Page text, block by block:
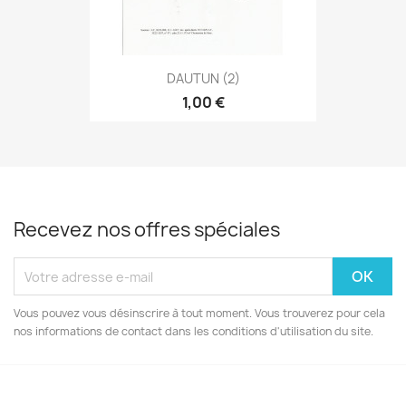
DAUTUN (2)
1,00 €
Recevez nos offres spéciales
Vous pouvez vous désinscrire à tout moment. Vous trouverez pour cela
nos informations de contact dans les conditions d'utilisation du site.